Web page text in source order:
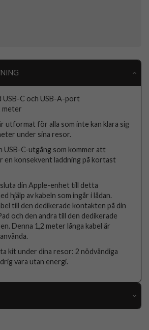
USB-C och USB-A-port
meter
utformat för alla som inte kan klara sig
under sina resor.
USB-C-utgång som kommer att
en konsekvent laddning på kortast
din Apple-enhet till detta
hjälp av kabeln som ingår i lådan.
till den dedikerade kontakten på din
och den andra till den dedikerade
Denna 1,2 meter långa kabel är
kit under dina resor: 2 nödvändiga
vara utan energi.